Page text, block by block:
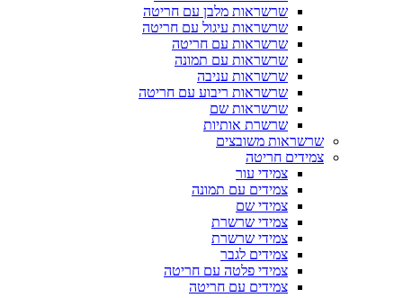
שרשראות מלבן עם חריטה
שרשראות עיגול עם חריטה
שרשראות עם חריטה
שרשראות עם תמונה
שרשראות עניבה
שרשראות ריבוע עם חריטה
שרשראות שם
שרשרת אותיות
שרשראות משובצים
צמידים חריטה
צמידי עור
צמידים עם תמונה
צמידי שם
צמידי שרשרת
צמידי שרשרת
צמידים לגבר
צמידי פלטה עם חריטה
צמידים עם חריטה